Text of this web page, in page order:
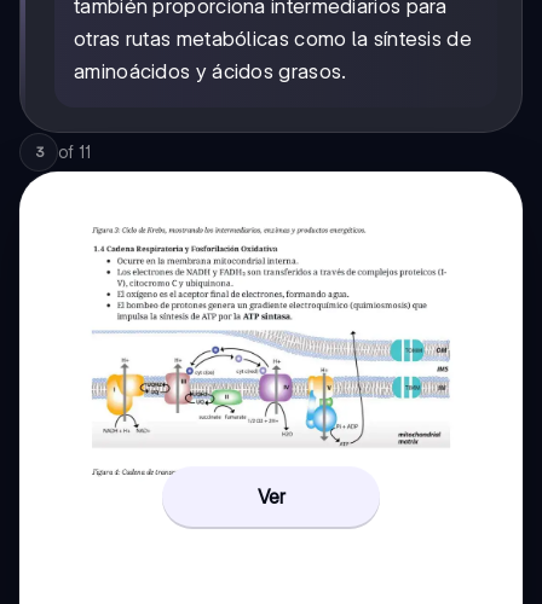
también proporciona intermediarios para
otras rutas metabólicas como la síntesis de
aminoácidos y ácidos grasos.
3 of 11
Ver